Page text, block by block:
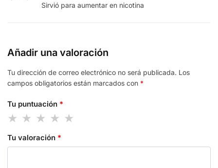
Sirvió para aumentar en nicotina
Añadir una valoración
Tu dirección de correo electrónico no será publicada. Los
campos obligatorios están marcados con *
Tu puntuación *
Tu valoración *